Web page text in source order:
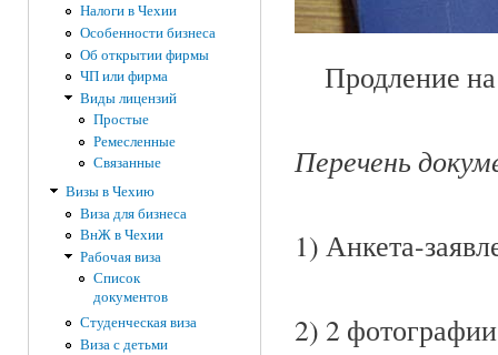
Налоги в Чехии
Особенности бизнеса
Об открытии фирмы
ЧП или фирма
Виды лицензий
Простые
Ремесленные
Связанные
Визы в Чехию
Виза для бизнеса
ВнЖ в Чехии
Рабочая виза
Список
документов
Студенческая виза
Виза с детьми
Продление на
Перечень
1) Анкета-
2) 2